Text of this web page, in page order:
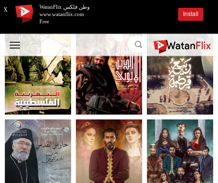
X
وطن فلكس WatanFlix
www.watanflix.com
Free
Install